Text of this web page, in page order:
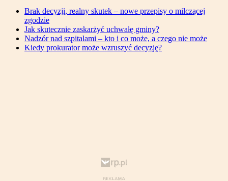
Brak decyzji, realny skutek – nowe przepisy o milczącej
zgodzie
Jak skutecznie zaskarżyć uchwałę gminy?
Nadzór nad szpitalami – kto i co może, a czego nie może
Kiedy prokurator może wzruszyć decyzję?